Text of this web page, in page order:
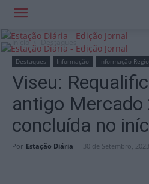
Início Destaques
Destaques Informação Informação
Viseu:
antigo Mercado
concluída no
Por Estação Diária - 30 de Setembro, 2023